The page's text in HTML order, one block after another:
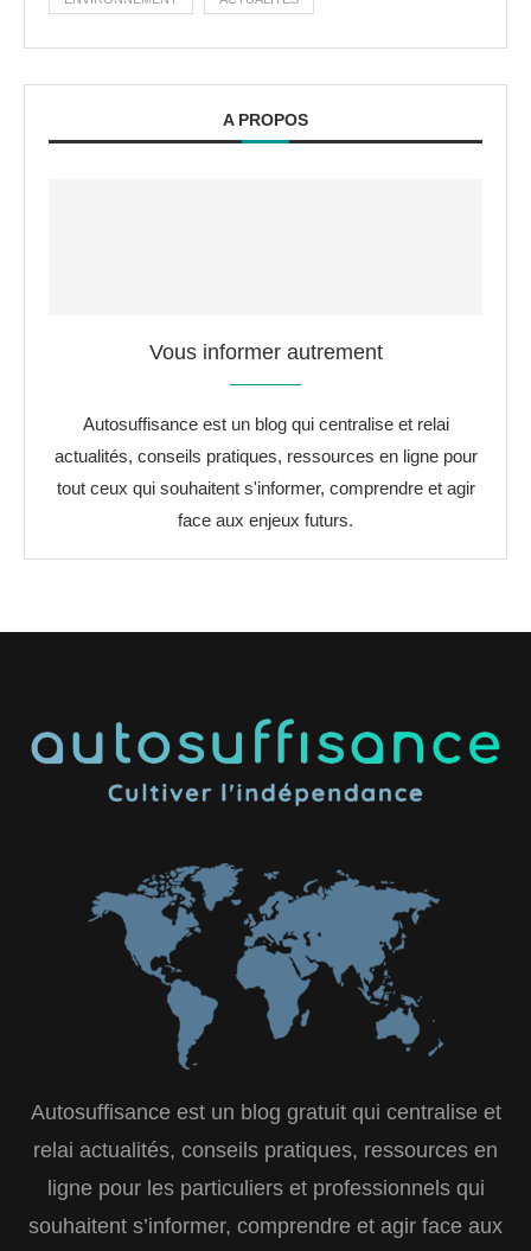
A PROPOS
Vous informer autrement
Autosuffisance est un blog qui centralise et relai
actualités, conseils pratiques, ressources en ligne pour
tout ceux qui souhaitent s'informer, comprendre et agir
face aux enjeux futurs.
Autosuffisance est un blog gratuit qui centralise et
relai actualités, conseils pratiques, ressources en
ligne pour les particuliers et professionnels qui
souhaitent s’informer, comprendre et agir face aux